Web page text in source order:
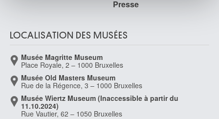
publicité et d'analyse, qui peuvent combiner celles-ci
ou qu'ils ont collectées lors de votre utilisation de leurs
Presse
LOCALISATION DES MUSÉES
Musée Magritte Museum
Place Royale, 2 – 1000 Bruxelles
Musée Old Masters Museum
Rue de la Régence, 3 – 1000 Bruxelles
Musée Wiertz Museum (Inaccessible à partir du
11.10.2024)
Rue Vautier, 62 – 1050 Bruxelles